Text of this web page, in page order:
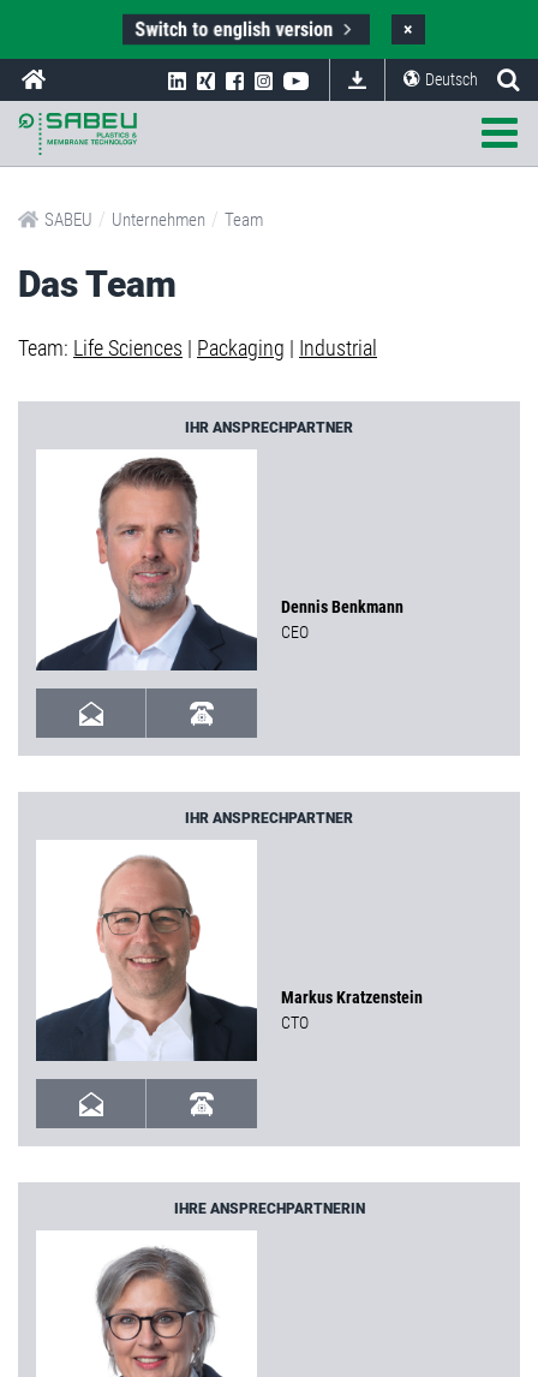
Switch to english version ×
Deutsch
SABEU / Unternehmen / Team
Das Team
Team: Life Sciences | Packaging | Industrial
IHR ANSPRECHPARTNER
Dennis Benkmann
CEO
IHR ANSPRECHPARTNER
Markus Kratzenstein
CTO
IHRE ANSPRECHPARTNERIN